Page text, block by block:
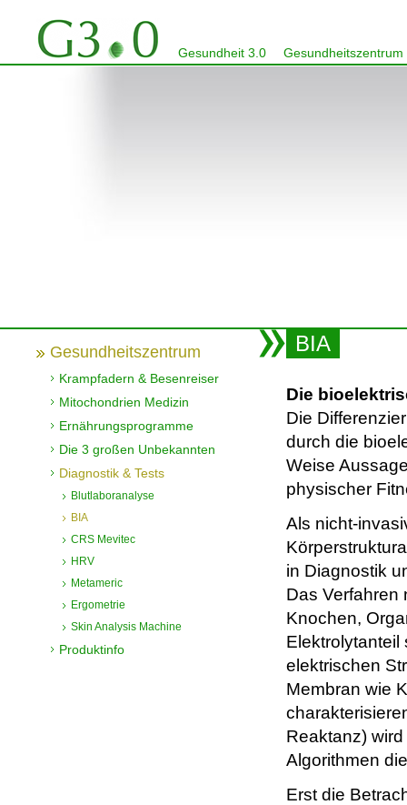
Gesundheit 3.0 Gesundheitszentrum
Gesundheitszentrum
Krampfadern & Besenreiser
Mitochondrien Medizin
Ernährungsprogramme
Die 3 großen Unbekannten
Diagnostik & Tests
Blutlaboranalyse
BIA
CRS Mevitec
HRV
Metameric
Ergometrie
Skin Analysis Machine
Produktinfo
BIA
Die
Die
durch die
Weise
physischer
Als nicht-
in Diagnostik
Das Verfahren
Knochen,
Elektrolytanteil
elektrischen
Membran wie
Reaktanz)
Algorithmen
Erst die